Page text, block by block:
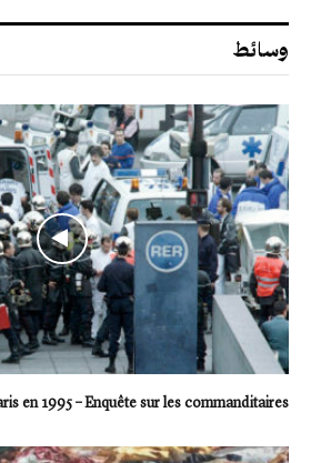
وسائط
en 1995 – Enquête sur les commanditaires